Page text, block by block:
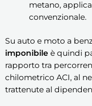
metano,
convenzionale.
Su auto e moto a
imponibile è quindi
rapporto tra
chilometrico ACI, al
trattenute al